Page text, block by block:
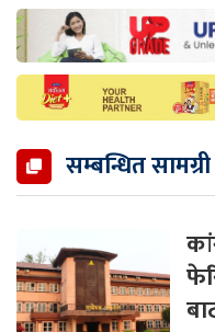
सम्बन्धित सामग्री